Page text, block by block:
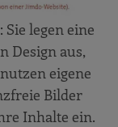
legen eine
Design aus,
eigene
Bilder
Inhalte ein.